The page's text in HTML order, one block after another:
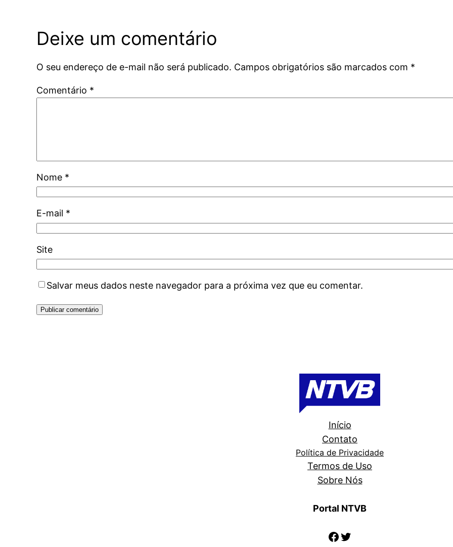
Deixe um comentário
O seu endereço de e-mail não será publicado. Campos obrigatórios são marcados com *
Comentário *
Nome *
E-mail *
Site
Salvar meus dados neste navegador para a próxima vez que eu comentar.
Início
Contato
Política de Privacidade
Termos de Uso
Sobre Nós
Portal NTVB
Facebook
Twitter